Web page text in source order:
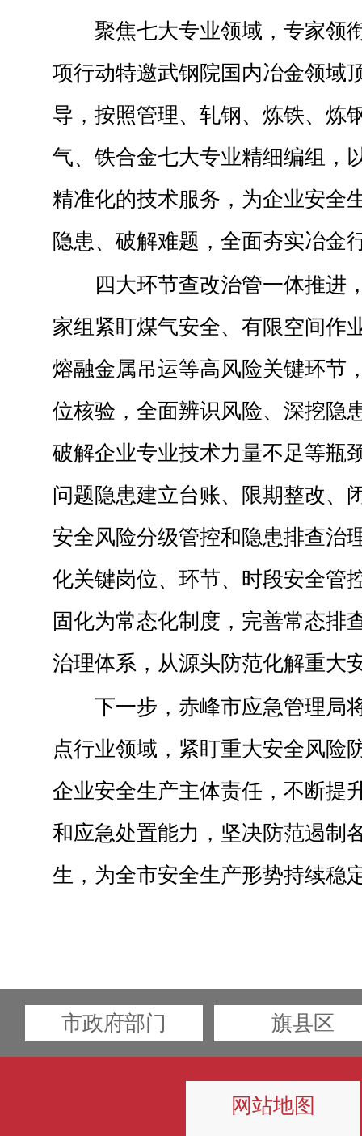
聚焦七大专业领域，专家领
项行动特邀武钢院国内冶金领域
导，按照管理、轧钢、炼铁、炼
气、铁合金七大专业精细编组，
精准化的技术服务，为企业安全
隐患、破解难题，全面夯实冶金
四大环节查改治管一体推进
家组紧盯煤气安全、有限空间作
熔融金属吊运等高风险关键环节
位核验，全面辨识风险、深挖隐
破解企业专业技术力量不足等瓶
问题隐患建立台账、限期整改、
安全风险分级管控和隐患排查治
化关键岗位、环节、时段安全管
固化为常态化制度，完善常态排
治理体系，从源头防范化解重大
下一步，赤峰市应急管理局
点行业领域，紧盯重大安全风险
企业安全生产主体责任，不断提
和应急处置能力，坚决防范遏制
生，为全市安全生产形势持续稳
市政府部门 旗县区
网站地图